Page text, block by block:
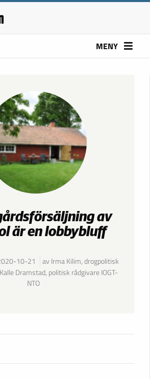
MENY
av
är en lobbybluff
10-21
av Irma Kilim, drogpolitisk
Dramstad, politisk rådgivare IOGT-
NTO